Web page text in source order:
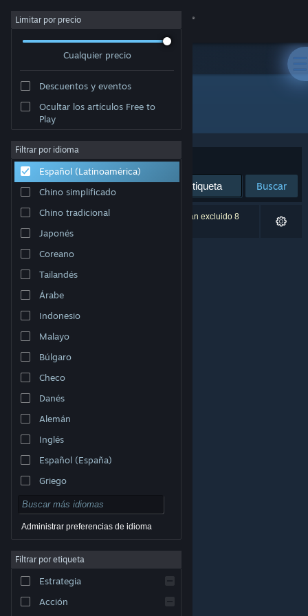
Iniciar sesión
Acerca de
Soporte
Cambiar idioma
Obtener la aplicación de Steam Mobile
Ver versión clásica
© Valve Corporation. Todos los derechos reservados.
Todas las marcas registradas pertenecen a sus
de Privacidad|Información legal
Acuerdo de Suscriptor a Steam
Cookies
Limitar por precio
Cualquier precio
Descuentos y eventos
Ocultar los artículos Free to
Play
Filtrar por idioma
Español (Latinoamérica)
Chino simplificado
Chino tradicional
Japonés
Coreano
Tailandés
Árabe
Indonesio
Malayo
Búlgaro
Checo
Danés
Alemán
Inglés
Español (España)
Griego
Administrar preferencias de idioma
Filtrar por etiqueta
Estrategia
Acción
Desarrollador: Zero Sum Games
Ordenar por Relevancia
Buscar
0 resultado(s) coinciden con la búsqueda. Se han excluido 8
títulos según tus preferencias.